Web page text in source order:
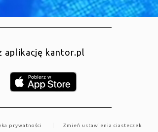
aplikację kantor.pl
prywatności Zmień ustawienia ciasteczek